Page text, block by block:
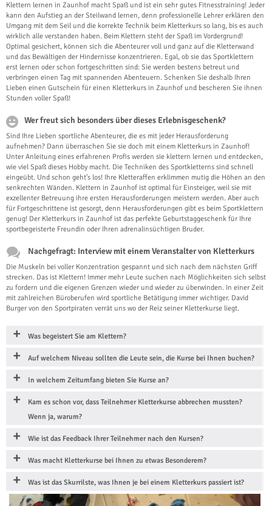
Klettern lernen in Zaunhof macht Spaß und ist ein sehr gutes Fitnesstraining! Jeder
kann den Aufstieg an der Steilwand lernen, denn professionelle Lehrer erklären den
Umgang mit dem Seil und die korrekte Technik beim Kletterkurs so lang, bis es auch
wirklich alle verstanden haben. Beim Klettern steht der Spaß im Vordergrund!
Optimal gesichert, können sich die Abenteurer voll und ganz auf die Kletterwand
und das Bewältigen der Hindernisse konzentrieren. Egal, ob sie das Sportklettern
erst lernen oder schon fortgeschritten sind: Sie werden bestens betreut und
verbringen einen Tag mit spannenden Abenteuern. Schenken Sie deshalb Ihren
Lieben einen Gutschein für einen Kletterkurs in Zaunhof und bescheren Sie ihnen
Stunden voller Spaß!
Wer freut sich besonders über dieses Erlebnisgeschenk?
Sind Ihre Lieben sportliche Abenteurer, die es mit jeder Herausforderung
aufnehmen? Dann überraschen Sie sie doch mit einem Kletterkurs in Zaunhof!
Unter Anleitung eines erfahrenen Profis werden sie klettern lernen und entdecken,
wie viel Spaß dieses Hobby macht. Die Techniken des Sportkletterns sind schnell
eingeübt. Und schon geht’s los! Ihre Kletteraffen erklimmen mutig die Höhen an den
senkrechten Wänden. Klettern in Zaunhof ist optimal für Einsteiger, weil sie mit
exzellenter Betreuung ihre ersten Herausforderungen meistern werden. Aber auch
für Fortgeschrittene ist gesorgt, denn Herausforderungen gibt es beim Sportklettern
genug! Der Kletterkurs in Zaunhof ist das perfekte Geburtstaggeschenk für Ihre
sportbegeisterte Freundin oder Ihren adrenalinsüchtigen Bruder.
Nachgefragt: Interview mit einem Veranstalter von Kletterkurs
Die Muskeln bei voller Konzentration gespannt und sich nach dem nächsten Griff
strecken. Das ist Klettern! Immer mehr Leute suchen nach Möglichkeiten sich selbst
zu fordern und die eigenen Grenzen wieder und wieder zu überwinden. In einer Zeit
mit zahlreichen Büroberufen wird sportliche Betätigung immer wichtiger. David
Burger von den Sportpiraten verrät uns wo der Reiz seiner Kletterkurse liegt.
Was begeistert Sie am Klettern?
Auf welchem Niveau sollten die Leute sein, die Kurse bei Ihnen buchen?
In welchem Zeitumfang bieten Sie Kurse an?
Kam es schon vor, dass Teilnehmer Kletterkurse abbrechen mussten?
Wenn ja, warum?
Wie ist das Feedback Ihrer Teilnehmer nach den Kursen?
Was macht Kletterkurse bei Ihnen zu etwas Besonderem?
Was ist das Skurrilste, was Ihnen je bei einem Kletterkurs passiert ist?